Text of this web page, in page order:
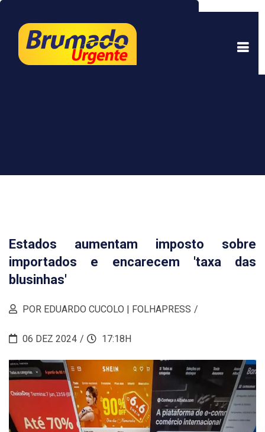
experiência. Ao continuar a navegar, você está
de acordo com isso.Saber mais.
Estados aumentam imposto sobre
importados e encarecem 'taxa das
blusinhas'
POR EDUARDO CUCOLO | FOLHAPRESS
06 DEZ 2024 17:18H